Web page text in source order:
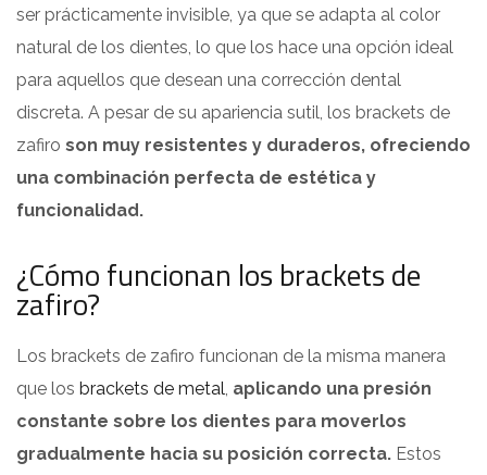
ser prácticamente invisible, ya que se adapta al color
natural de los dientes, lo que los hace una opción ideal
para aquellos que desean una corrección dental
discreta. A pesar de su apariencia sutil, los brackets de
zafiro son muy resistentes y duraderos, ofreciendo
una combinación perfecta de estética y
funcionalidad.
¿Cómo funcionan los brackets de
zafiro?
Los brackets de zafiro funcionan de la misma manera
que los brackets de metal, aplicando una presión
constante sobre los dientes para moverlos
gradualmente hacia su posición correcta. Estos